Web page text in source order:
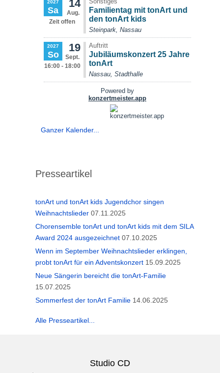
Ganzer Kalender...
Presseartikel
tonArt und tonArt kids Jugendchor singen
Weihnachtslieder 07.11.2025
Chorensemble tonArt und tonArt kids mit dem SILA
Award 2024 ausgezeichnet 07.10.2025
Wenn im September Weihnachtslieder erklingen,
probt tonArt für ein Adventskonzert 15.09.2025
Neue Sängerin bereicht die tonArt-Familie
15.07.2025
Sommerfest der tonArt Familie 14.06.2025
Alle Presseartikel...
Studio CD